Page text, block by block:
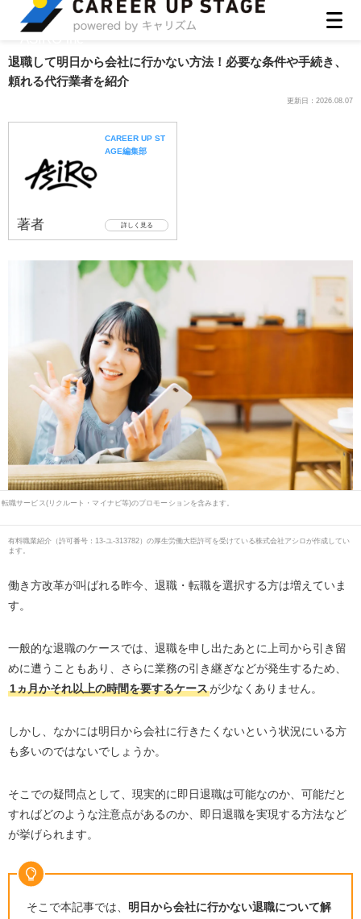
退職して明日から会社に行かない方法！必要な条件や手続き、
頼れる代行業者を紹介
更新日：2026.08.07
著者
CAREER UP ST
AGE編集部
詳しく見る
転職サービス(リクルート・マイナビ等)のプロモーションを含みます。
有料職業紹介（許可番号：13-ユ-313782）の厚生労働大臣許可を受けている株式会社アシロが作成してい
ます。
働き方改革が叫ばれる昨今、退職・転職を選択する方は増えていま
す。
一般的な退職のケースでは、退職を申し出たあとに上司から引き留
めに遭うこともあり、さらに業務の引き継ぎなどが発生するため、
1ヵ月かそれ以上の時間を要するケースが少なくありません。
しかし、なかには明日から会社に行きたくないという状況にいる方
も多いのではないでしょうか。
そこでの疑問点として、現実的に即日退職は可能なのか、可能だと
すればどのような注意点があるのか、即日退職を実現する方法など
が挙げられます。
そこで本記事では、 明日から会社に行かない退職について解